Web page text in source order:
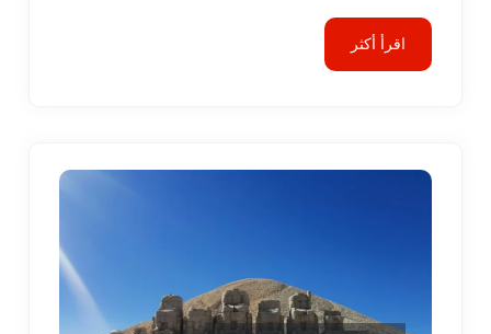
اقرأ أكثر